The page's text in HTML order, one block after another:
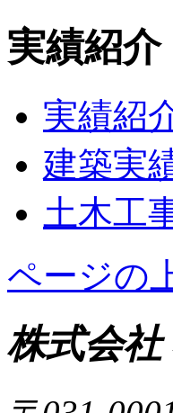
実績紹介
実績紹
建築実
土木工
ページの
株式会社